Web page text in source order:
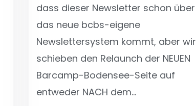
dass dieser Newsletter schon über
das neue bcbs-eigene
Newslettersystem kommt, aber wir
schieben den Relaunch der NEUEN
Barcamp-Bodensee-Seite auf
entweder NACH dem…